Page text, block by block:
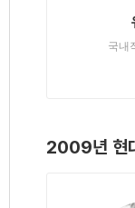
국내
2009년 현